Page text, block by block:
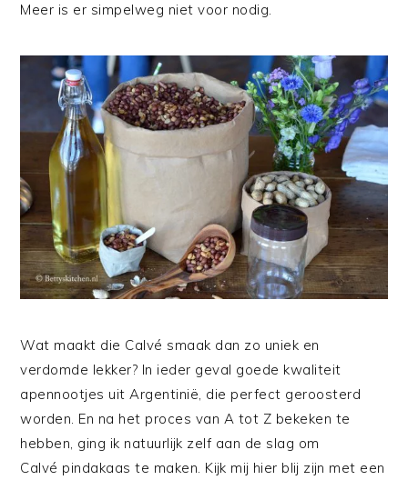
Meer is er simpelweg niet voor nodig.
Wat maakt die Calvé smaak dan zo uniek en
verdomde lekker? In ieder geval goede kwaliteit
apennootjes uit Argentinië, die perfect geroosterd
worden. En na het proces van A tot Z bekeken te
hebben, ging ik natuurlijk zelf aan de slag om
Calvé pindakaas te maken. Kijk mij hier blij zijn met een